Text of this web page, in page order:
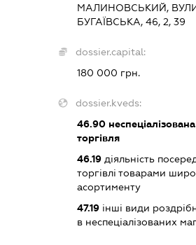
МАЛИНОВСЬКИЙ,
БУГАЇВСЬКА, 46, 2, 39
dossier.capital:
180 000 грн.
dossier.kveds:
46.90
торгівля
46.19діяльність
торгівлі товарами
асортименту
47.19інші види
в неспеціалізованих